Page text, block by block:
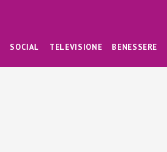
SOCIAL TELEVISIONE BENESSERE